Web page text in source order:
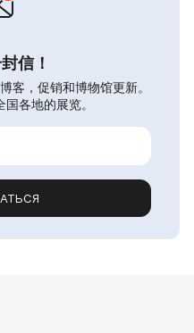
信！
客，促销和博物馆更新。
各地的展览。